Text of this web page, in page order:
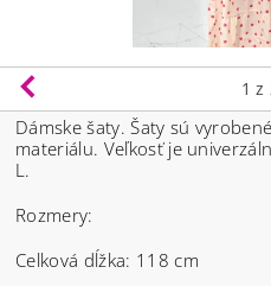
1 z
Dámske šaty. Šaty sú
materiálu. Veľkosť je
L.
Rozmery:
Celková dĺžka: 118 cm